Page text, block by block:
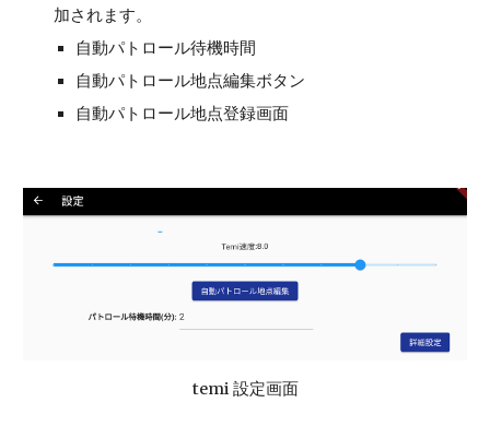
加されます。
自動パトロール待機時間
自動パトロール地点編集ボタン
自動パトロール地点登録画面
temi 設定画面